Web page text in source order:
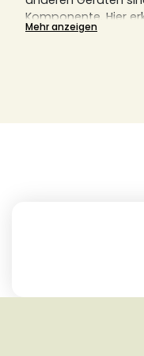
Komponente. Hier
perfekten
Mehr anzeigen